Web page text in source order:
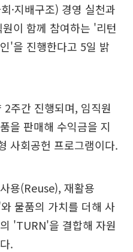
·지배구조) 경영 실천과
이 함께 참여하는 '리턴
'을 진행한다고 5일 밝
주간 진행되며, 임직원
을 판매해 수익금을 지
사회공헌 프로그램이다.
용(Reuse), 재활용
물품의 가치를 더해 사
'TURN'을 결합해 자원
.